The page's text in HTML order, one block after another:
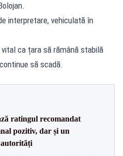
interpretare, vehiculată în
ca țara să rămână stabilă
să scadă.
ratingul recomandat
pozitiv, dar și un